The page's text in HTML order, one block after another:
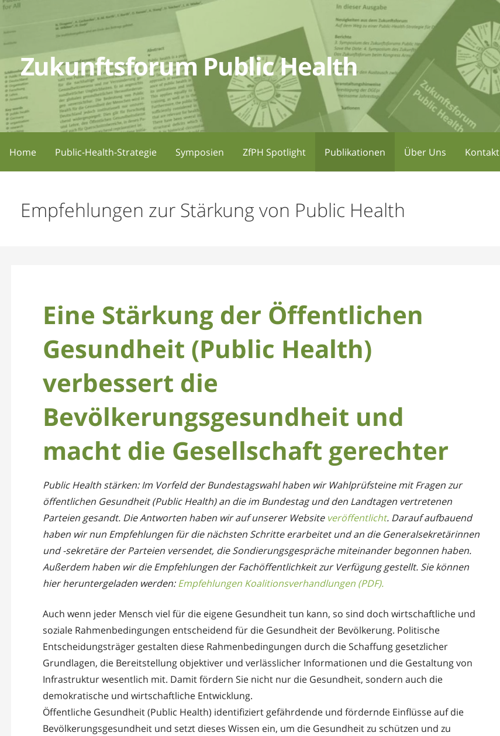
Zum
springen
Zukunftsforum Public Health
Home Public-Health-Strategie Symposien ZfPH Spotlight Publikationen Über Uns Kontakt
Empfehlungen zur Stärkung von Public Health
Eine Stärkung der Öffentlichen
Gesundheit (Public Health)
verbessert die
Bevölkerungsgesundheit und
macht die Gesellschaft gerechter
Public Health stärken: Im Vorfeld der Bundestagswahl haben wir Wahlprüfsteine mit Fragen zur
öffentlichen Gesundheit (Public Health) an die im Bundestag und den Landtagen vertretenen
Parteien gesandt. Die Antworten haben wir auf unserer Website veröffentlicht. Darauf aufbauend
haben wir nun Empfehlungen für die nächsten Schritte erarbeitet und an die Generalsekretärinnen
und -sekretäre der Parteien versendet, die Sondierungsgespräche miteinander begonnen haben.
Außerdem haben wir die Empfehlungen der Fachöffentlichkeit zur Verfügung gestellt. Sie können
hier heruntergeladen werden:Empfehlungen Koalitionsverhandlungen (PDF).
Auch wenn jeder Mensch viel für die eigene Gesundheit tun kann, so sind doch wirtschaftliche und
soziale Rahmenbedingungen entscheidend für die Gesundheit der Bevölkerung. Politische
Entscheidungsträger gestalten diese Rahmenbedingungen durch die Schaffung gesetzlicher
Grundlagen, die Bereitstellung objektiver und verlässlicher Informationen und die Gestaltung von
Infrastruktur wesentlich mit. Damit fördern Sie nicht nur die Gesundheit, sondern auch die
demokratische und wirtschaftliche Entwicklung.
Öffentliche Gesundheit (Public Health) identifiziert gefährdende und fördernde Einflüsse auf die
Bevölkerungsgesundheit und setzt dieses Wissen ein, um die Gesundheit zu schützen und zu